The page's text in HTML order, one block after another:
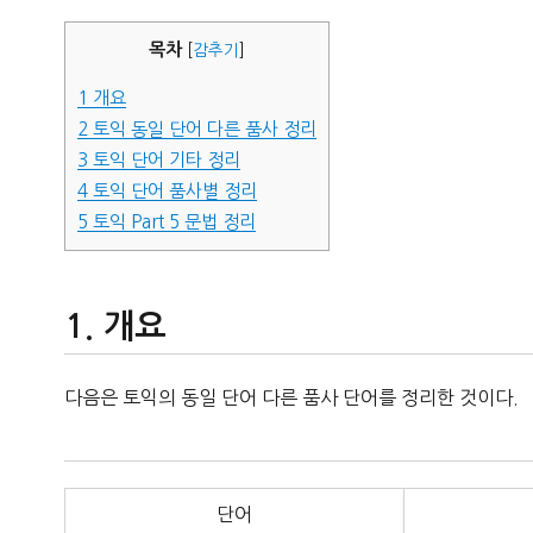
자
목차
감추기
1 개요
2 토익 동일 단어 다른 품사 정리
3 토익 단어 기타 정리
4 토익 단어 품사별 정리
5 토익 Part 5 문법 정리
개요
다음은 토익의 동일 단어 다른 품사 단어를 정리한 것이다.
단어